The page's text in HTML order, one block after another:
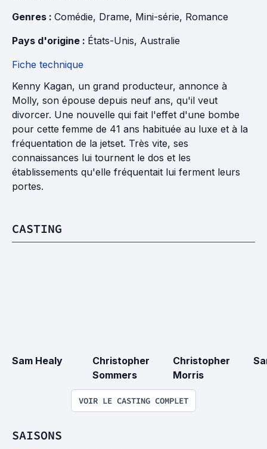
Genres : Comédie, Drame, Mini-série, Romance
Pays d'origine : États-Unis, Australie
Fiche technique
Kenny Kagan, un grand producteur, annonce à
Molly, son épouse depuis neuf ans, qu'il veut
divorcer. Une nouvelle qui fait l'effet d'une bombe
pour cette femme de 41 ans habituée au luxe et à la
fréquentation de la jetset. Très vite, ses
connaissances lui tournent le dos et les
établissements qu'elle fréquentait lui ferment leurs
portes.
CASTING
Sam Healy
Christopher
Sommers
Christopher
Morris
VOIR LE CASTING COMPLET
SAISONS